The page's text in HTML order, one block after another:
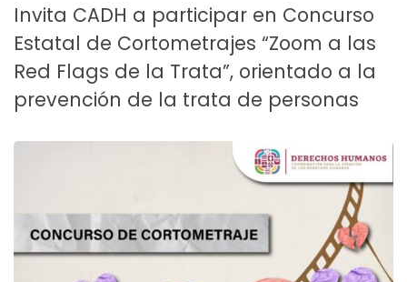
Invita CADH a participar en Concurso
Estatal de Cortometrajes “Zoom a las
Red Flags de la Trata”, orientado a la
prevención de la trata de personas